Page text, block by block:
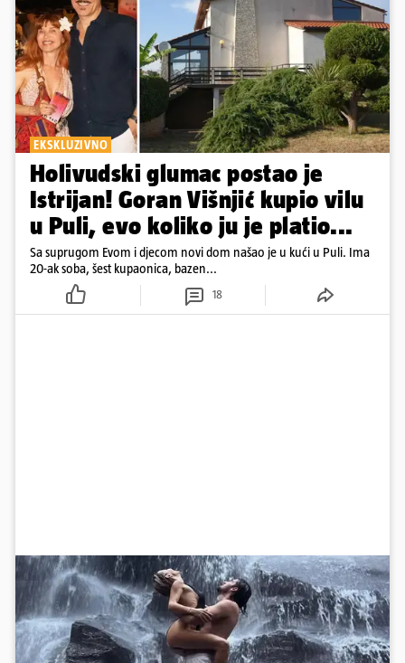
EKSKLUZIVNO
Holivudski glumac postao je
Istrijan! Goran Višnjić kupio vilu
u Puli, evo koliko ju je platio...
Sa suprugom Evom i djecom novi dom našao je u kući u Puli. Ima
20-ak soba, šest kupaonica, bazen...
18